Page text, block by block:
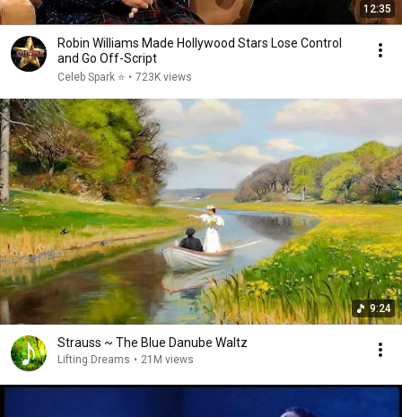
12:35
Robin Williams Made Hollywood Stars Lose Control
and Go Off-Script
Celeb Spark ⭐ • 723K views
9:24
Strauss ~ The Blue Danube Waltz
Lifting Dreams • 21M views